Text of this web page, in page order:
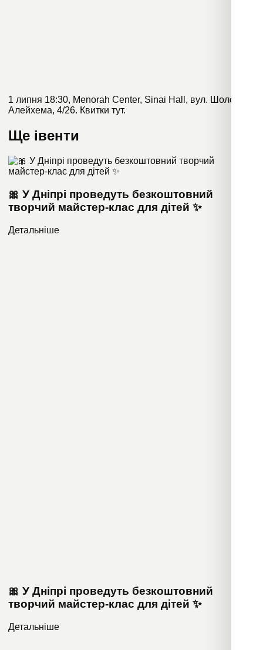
1 липня 18:30, Menorah Center, Sinai Hall, вул. Шолом-
Алейхема, 4/26. Квитки тут.
Ще івенти
🎀 У Дніпрі проведуть безкоштовний
творчий майстер-клас для дітей ✨
Детальніше
🎀 У Дніпрі проведуть безкоштовний
творчий майстер-клас для дітей ✨
Детальніше